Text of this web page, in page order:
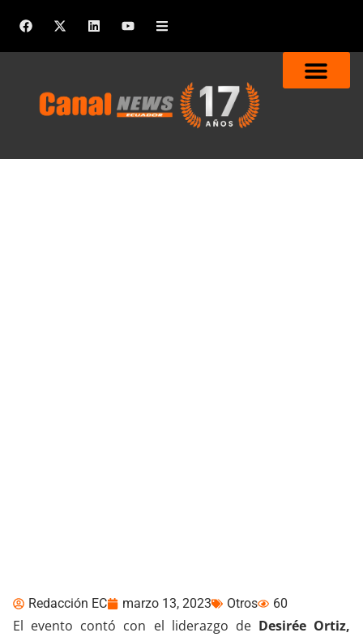
Redacción EC marzo 13, 2023 Otros 60
El evento contó con el liderazgo de Desirée Ortiz,